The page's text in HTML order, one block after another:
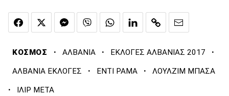
ΚΟΣΜΟΣ · ΑΛΒΑΝΙΑ · ΕΚΛΟΓΕΣ ΑΛΒΑΝΙΑΣ 2017 ·
ΑΛΒΑΝΙΑ ΕΚΛΟΓΕΣ · ΕΝΤΙ ΡΑΜΑ · ΛΟΥΛΖΙΜ ΜΠΑΣΑ
· ΙΛΙΡ ΜΕΤΑ